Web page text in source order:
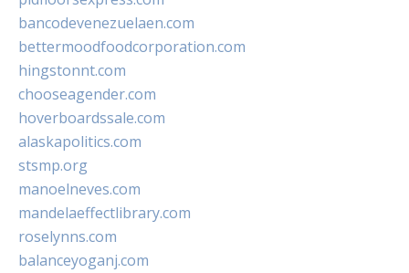
bancodevenezuelaen.com
bettermoodfoodcorporation.com
hingstonnt.com
chooseagender.com
hoverboardssale.com
alaskapolitics.com
stsmp.org
manoelneves.com
mandelaeffectlibrary.com
roselynns.com
balanceyoganj.com